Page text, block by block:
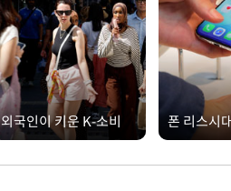
외국인이 키운 K-소비 폰 리스시